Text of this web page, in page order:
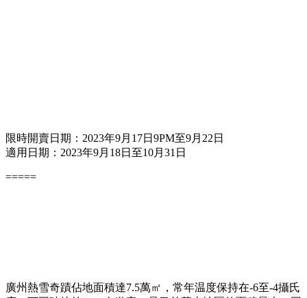
限時開賣日期：2023年9月17日9PM至9月22日
適用日期：2023年9月18日至10月31日
=====
廣州熱雪奇蹟佔地面積達7.5萬㎡，常年温度保持在-6至-4攝氏